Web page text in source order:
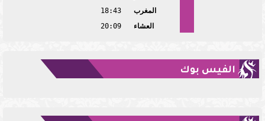
المغرب
18:43
العشاء
20:09
الفيس بوك